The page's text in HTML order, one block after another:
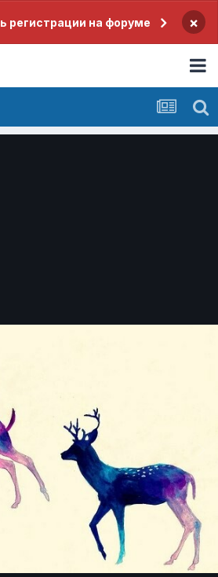
регистрации на форуме ×